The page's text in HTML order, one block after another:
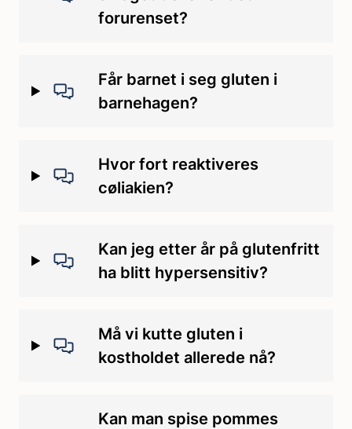
forurenset?
Får barnet i seg gluten i
barnehagen?
Hvor fort reaktiveres
cøliakien?
Kan jeg etter år på glutenfritt
ha blitt hypersensitiv?
Må vi kutte gluten i
kostholdet allerede nå?
Kan man spise pommes